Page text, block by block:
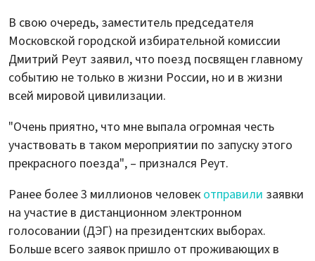
В свою очередь, заместитель председателя
Московской городской избирательной комиссии
Дмитрий Реут заявил, что поезд посвящен главному
событию не только в жизни России, но и в жизни
всей мировой цивилизации.
"Очень приятно, что мне выпала огромная честь
участвовать в таком мероприятии по запуску этого
прекрасного поезда", – признался Реут.
Ранее более 3 миллионов человек отправили заявки
на участие в дистанционном электронном
голосовании (ДЭГ) на президентских выборах.
Больше всего заявок пришло от проживающих в